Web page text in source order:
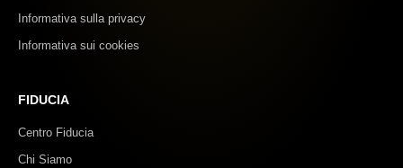
Informativa sulla privacy
Informativa sui cookies
FIDUCIA
Centro Fiducia
Chi Siamo